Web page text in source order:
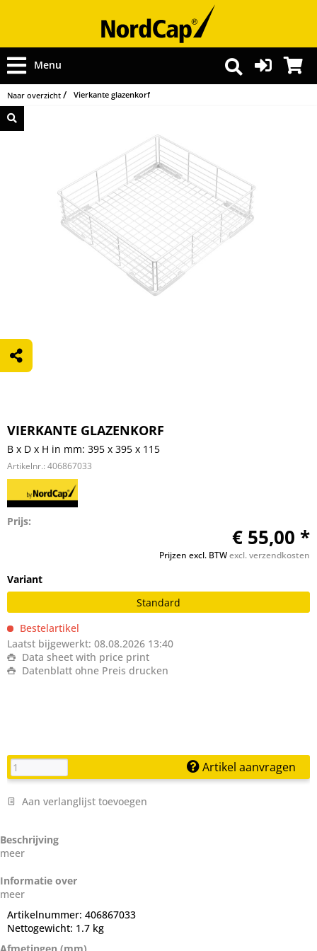
Menu
Naar overzicht Vierkante glazenkorf
VIERKANTE GLAZENKORF
B x D x H in mm: 395 x 395 x 115
Artikelnr.: 406867033
Prijs:
€ 55,00 *
Prijzen excl. BTWexcl. verzendkosten
Variant
Standard
Bestelartikel
Laatst bijgewerkt: 08.08.2026 13:40
Data sheet with price print
Datenblatt ohne Preis drucken
Artikel aanvragen
Aan verlanglijst toevoegen
Beschrijving
meer
Informatie over
meer
Artikelnummer: 406867033
Nettogewicht: 1.7 kg